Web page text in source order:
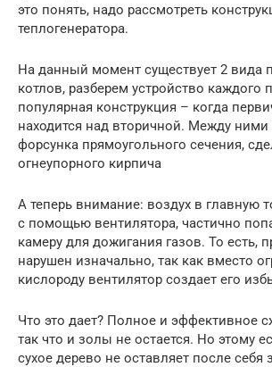
это понять, надо рассмотреть
теплогенератора.
На данный момент существует 2 вида
котлов, разберем устройство каждого
популярная конструкция – когда
находится над вторичной. Между ними
форсунка прямоугольного сечения,
огнеупорного кирпича
А теперь внимание: воздух в главную
с помощью вентилятора, частично
камеру для дожигания газов. То есть,
нарушен изначально, так как вместо
кислороду вентилятор создает его
Что это дает? Полное и эффективное
так что и золы не остается. Но этому
сухое дерево не оставляет после себя